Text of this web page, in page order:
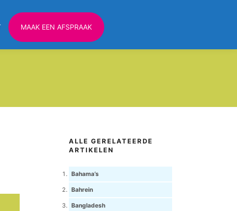
MAAK EEN AFSPRAAK
ALLE GERELATEERDE
ARTIKELEN
Bahama’s
Bahrein
Bangladesh